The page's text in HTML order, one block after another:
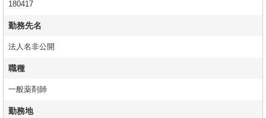
180417
勤務先名
法人名非公開
職種
一般薬剤師
勤務地